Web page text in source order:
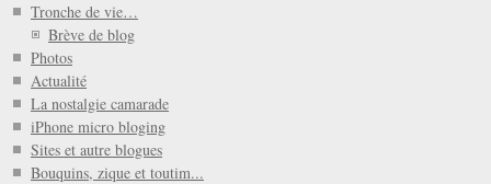
Tronche de vie…
Brève de blog
Photos
Actualité
La nostalgie camarade
iPhone micro bloging
Sites et autre blogues
Bouquins, zique et toutim...